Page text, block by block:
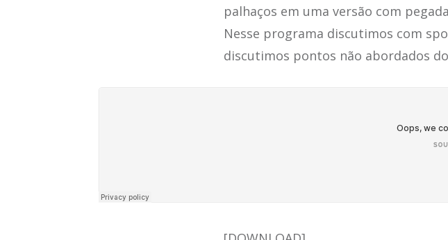
palhaços em uma versão com
Nesse programa discutimos com
discutimos pontos não abordados